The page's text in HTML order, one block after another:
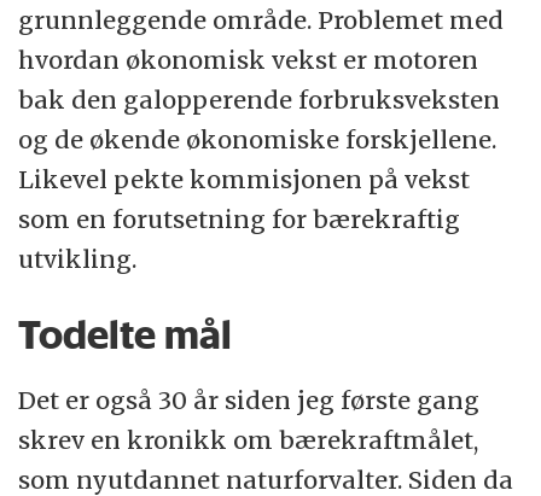
grunnleggende område. Problemet med
hvordan økonomisk vekst er motoren
bak den galopperende forbruksveksten
og de økende økonomiske forskjellene.
Likevel pekte kommisjonen på vekst
som en forutsetning for bærekraftig
utvikling.
Todelte mål
Det er også 30 år siden jeg første gang
skrev en kronikk om bærekraftmålet,
som nyutdannet naturforvalter. Siden da